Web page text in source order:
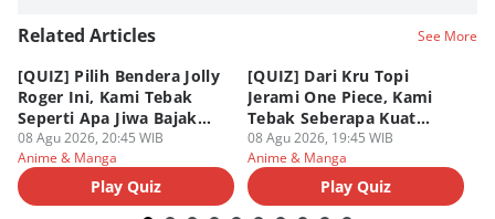
Related Articles See More
[QUIZ] Pilih Bendera Jolly
Roger Ini, Kami Tebak
Seperti Apa Jiwa Bajak
Laut Dalam Dirimu
08 Agu 2026, 20:45 WIB
Anime & Manga
Play Quiz
[QUIZ] Dari Kru Topi
Jerami One Piece, Kami
Tebak Seberapa Kuat
Mentalmu
08 Agu 2026, 19:45 WIB
Anime & Manga
Play Quiz